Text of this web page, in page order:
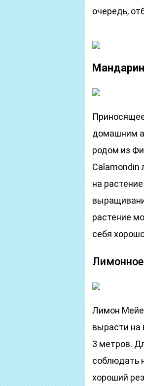
очередь,
домашним
родом из
Calamondin
на
растение
себя
Лимон
вырасти на
3 метров.
соблюдать
хороший